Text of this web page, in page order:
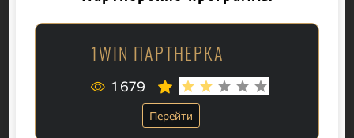
1WIN ПАРТНЕРКА
1 679
Перейти